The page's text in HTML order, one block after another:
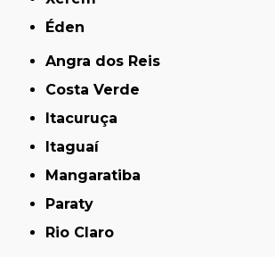
Éden
Angra dos Reis
Costa Verde
Itacuruça
Itaguaí
Mangaratiba
Paraty
Rio Claro